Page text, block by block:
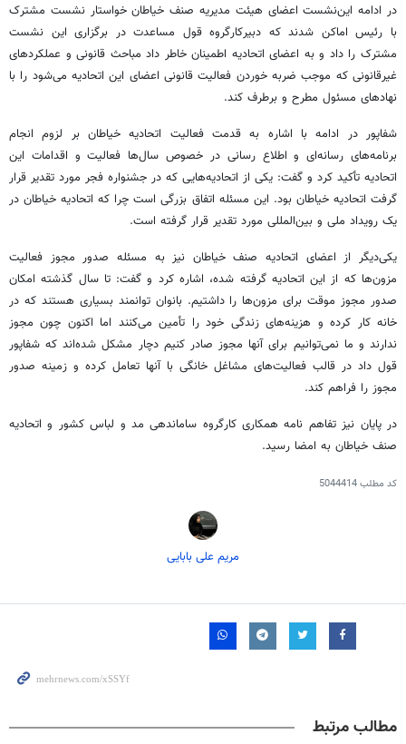
در ادامه این‌نشست اعضای هیئت مدیریه صنف خیاطان خواستار نشست مشترک
با رئیس اماکن شدند که دبیرکارگروهقول مساعدت در برگزاری این نشست
مشترک را داد و به اعضای اتحادیه اطمینان خاطر داد مباحث قانونی و عملکردهای
غیرقانونی که موجب ضربه خوردن فعالیت قانونی اعضای این اتحادیه می‌شود را با
نهادهای مسئول مطرح و برطرف کند.
شفاپور در ادامه با اشاره به قدمت فعالیت اتحادیه خیاطان بر لزوم انجام
برنامه‌های رسانه‌ای و اطلاع رسانی در خصوص سال‌ها فعالیت و اقدامات این
اتحادیه تأکید کرد و گفت: یکی از اتحادیه‌هایی که در جشنواره فجر مورد تقدیر قرار
گرفت اتحادیه خیاطان بود. این مسئله اتفاق بزرگی است چرا که اتحادیه خیاطان در
یک رویداد ملی و بین‌المللی مورد تقدیر قرار گرفته است.
یکی‌دیگر از اعضای اتحادیه صنف خیاطان نیز به مسئله صدور مجوز فعالیت
مزون‌ها که از این اتحادیه گرفته شده، اشاره کرد و گفت: تا سال گذشته امکان
صدور مجوز موقت برای مزون‌ها را داشتیم. بانوان توانمند بسیاری هستند که در
خانه کار کرده و هزینه‌های زندگی خود را تأمین می‌کنند اما اکنون چون مجوز
ندارند و ما نمی‌توانیم برای آنها مجوز صادر کنیم دچار مشکل شده‌اند که شفاپور
قول داد در قالب فعالیت‌های مشاغل خانگی با آنها تعامل کرده و زمینه صدور
مجوز را فراهم کند.
در پایان نیز تفاهم نامه همکاری کارگروه ساماندهی مد و لباس کشور و اتحادیه
صنف خیاطان به امضا رسید.
کد مطلب5044414
مریم علی بابایی
مطالب مرتبط